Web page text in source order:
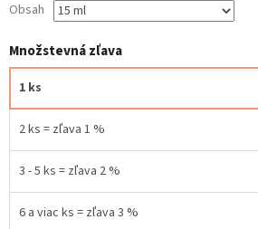
Obsah
Množstevná zľava
1 ks
2 ks = zľava 1 %
3 - 5 ks = zľava 2 %
6 a viac ks = zľava 3 %